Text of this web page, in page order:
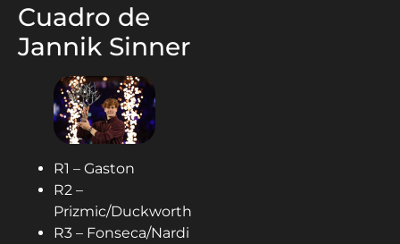
Cuadro de
Jannik Sinner
R1 – Gaston
R2 –
Prizmic/Duckworth
R3 – Fonseca/Nardi